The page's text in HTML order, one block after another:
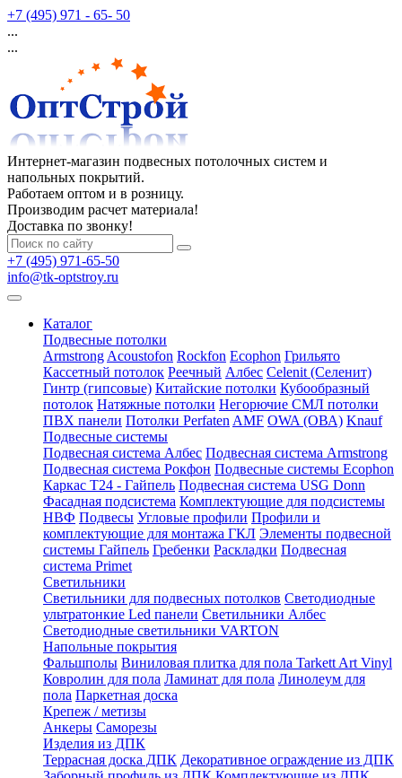
+7 (495) 971 - 65- 50
...
...
Интернет-магазин подвесных потолочных систем и
напольных покрытий.
Работаем оптом и в розницу.
Производим расчет материала!
Доставка по звонку!
+7 (495) 971-65-50
info@tk-optstroy.ru
Каталог
Подвесные потолки
Armstrong Acoustofon Rockfon Ecophon Грильято
Кассетный потолок Реечный Албес Celenit (Селенит)
Гинтр (гипсовые) Китайские потолки Кубообразный
потолок Натяжные потолки Негорючие СМЛ потолки
ПВХ панели Потолки Perfaten AMF OWA (ОВА) Knauf
Подвесные системы
Подвесная система Албес Подвесная система Armstrong
Подвесная система Рокфон Подвесные системы Ecophon
Каркас Т24 - Гайпель Подвесная система USG Donn
Фасадная подсистема Комплектующие для подсистемы
НВФ Подвесы Угловые профили Профили и
комплектующие для монтажа ГКЛ Элементы подвесной
системы Гайпель Гребенки Раскладки Подвесная
система Primet
Светильники
Светильники для подвесных потолков Светодиодные
ультратонкие Led панели Светильники Албес
Светодиодные светильники VARTON
Напольные покрытия
Фальшполы Виниловая плитка для пола Tarkett Art Vinyl
Ковролин для пола Ламинат для пола Линолеум для
пола Паркетная доска
Крепеж / метизы
Анкеры Саморезы
Изделия из ДПК
Террасная доска ДПК Декоративное ограждение из ДПК